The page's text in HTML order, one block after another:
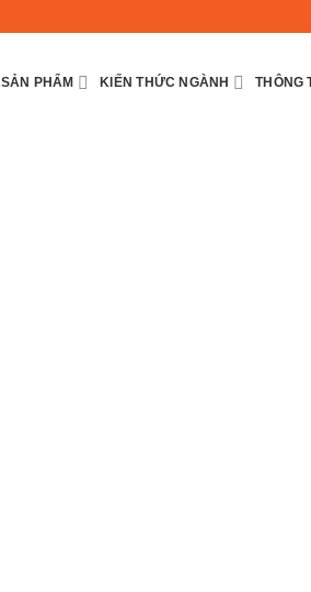
SẢN PHẨM KIẾN THỨC NGÀNH THÔNG